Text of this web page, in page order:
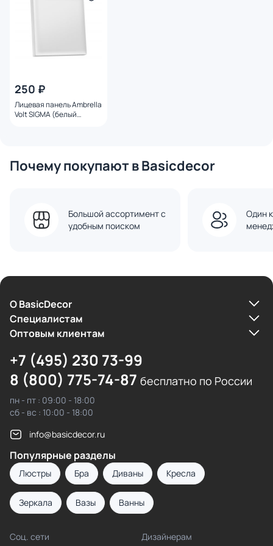
250 ₽
Лицевая панель Ambrella
Volt SIGMA (белый
Почему покупают в Basicdecor
Большой ассортимент с
удобным поиском
Один
О BasicDecor
Cпециалистам
Оптовым клиентам
+7 (495) 230 73-99
8 (800) 775-74-87 бесплатно по России
пн - пт : 09:00 - 18:00
сб - вс : 10:00 - 18:00
info@basicdecor.ru
Популярные разделы
Люстры Бра Диваны Кресла
Зеркала Вазы Ванны
Соц. сети Дизайнерам